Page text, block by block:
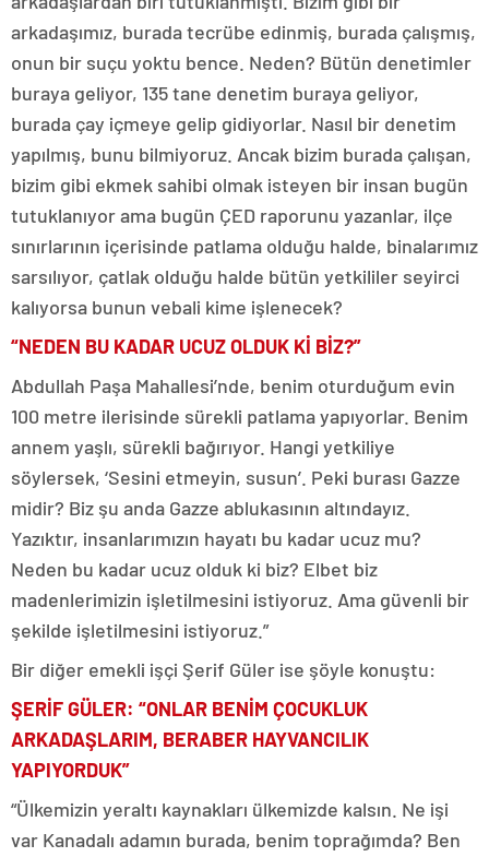
arkadaşımız, burada tecrübe edinmiş, burada çalışmış,
onun bir suçu yoktu bence. Neden? Bütün denetimler
buraya geliyor, 135 tane denetim buraya geliyor,
burada çay içmeye gelip gidiyorlar. Nasıl bir denetim
yapılmış, bunu bilmiyoruz. Ancak bizim burada çalışan,
bizim gibi ekmek sahibi olmak isteyen bir insan bugün
tutuklanıyor ama bugün ÇED raporunu yazanlar, ilçe
sınırlarının içerisinde patlama olduğu halde, binalarımız
sarsılıyor, çatlak olduğu halde bütün yetkililer seyirci
kalıyorsa bunun vebali kime işlenecek?
“NEDEN BU KADAR UCUZ OLDUK Kİ BİZ?”
Abdullah Paşa Mahallesi’nde, benim oturduğum evin
100 metre ilerisinde sürekli patlama yapıyorlar. Benim
annem yaşlı, sürekli bağırıyor. Hangi yetkiliye
söylersek, ‘Sesini etmeyin, susun’. Peki burası Gazze
midir? Biz şu anda Gazze ablukasının altındayız.
Yazıktır, insanlarımızın hayatı bu kadar ucuz mu?
Neden bu kadar ucuz olduk ki biz? Elbet biz
madenlerimizin işletilmesini istiyoruz. Ama güvenli bir
şekilde işletilmesini istiyoruz.”
Bir diğer emekli işçi Şerif Güler ise şöyle konuştu:
ŞERİF GÜLER: “ONLAR BENİM ÇOCUKLUK
ARKADAŞLARIM, BERABER HAYVANCILIK
YAPIYORDUK”
“Ülkemizin yeraltı kaynakları ülkemizde kalsın. Ne işi
var Kanadalı adamın burada, benim toprağımda? Ben